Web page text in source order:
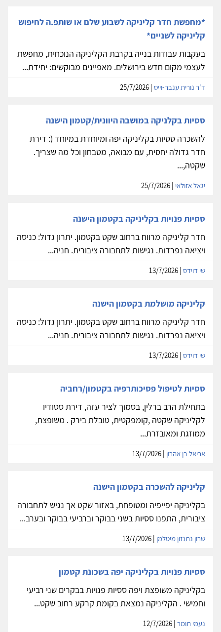
*מחפשת חדר קליניקה לשבוע שלם או שותפ.ה לחיפוש
קליניקה לשניים*
בעקבות עבודות בנייה בקרבת הקליניקה הנוכחית, מחפשת
לעצמי מקום חדש בירושלים. מאפיינים מבוקשים: יחידת...
ד'ר נורית ענבר-וייס
ססיות בקלניקה במושבה היוונית/קטמון הישנה
להשכרה ססיות בקליניקה יפה ומיוחדת במיוחד (: דירת
חדר גדולה יחסית, עם מבואה, מטבחון וכל מה שצריך.
שקטה,...
יגאל אזולאי
ססיות פנויות בקליניקה בקטמון הישנה
חדר קליניקה מרווח ברחוב שקט בקטמון. יתרון גדול: כניסה
ויציאה נפרדות. נגישות לתחבורה ציבורית. חניה...
שי דוידס
קליניקה מושלמת בקטמון הישנה
חדר קליניקה מרווח ברחוב שקט בקטמון. יתרון גדול: כניסה
ויציאה נפרדות. נגישות לתחבורה ציבורית. חניה...
שי דוידס
ססיות לטיפול פסיכותרפיה בקטמון/רחביה
בתחילת הרב ברלין, בסמוך לציר עזה, דירת סטודיו
לקליניקה שקטה ,קומפקטית, טובלת בירק . משופצת,
ממוזגת ומאובזרת...
אריאל בן אהרון
קליניקה להשכרה בקטמון הישנה
בקליניקה יפייפיה ומטופחת, באזור שקט אך נגיש לתחבורה
ציבורית, התפנו ססיות בשני בבוקר וברביעי בבוקר ובערב...
שרון נתנזון מיטלמן
ססיות פנויות בקליניקה יפה בשכונת קטמון
בקליניקה משופצת ויפה ססיות פנויות בבקרים שני רביעי
וחמישי . הקליניקה נמצאת בקומת קרקע רחוב שקט...
נעמי תומר